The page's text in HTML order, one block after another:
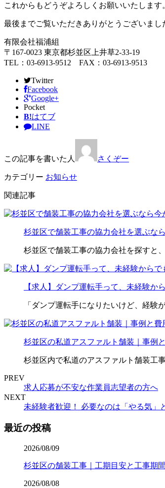
これからもどうぞよろしくお願いいたします
最後までご覧いただきありがとうございまし
有限会社福浦組
〒167-0023 東京都杉並区上井草2-33-19
TEL：03-6913-9512 FAX：03-6913-9513
Twitter
Facebook
Google+
Pocket
B!はてブ
LINE
この記事を書いた人 さくぞー
カテゴリー お知らせ
関連記事
杉並区で舗装工事の協力会社を選ぶな
杉並区で舗装工事の協力会社を探すと
【求人】ダンプ運転手って、未経験か
「ダンプ運転手になりたいけど、経
杉並区の私道アスファルト舗装｜事例
杉並区内で私道のアスファルト舗装工
PREV
求人応募が不安な作業員志望者の方へ
NEXT
未経験者歓迎！ 必要なのは「やる気」
最近の投稿
2026/08/09
杉並区の舗装工事｜工期目安と工事期
2026/08/08